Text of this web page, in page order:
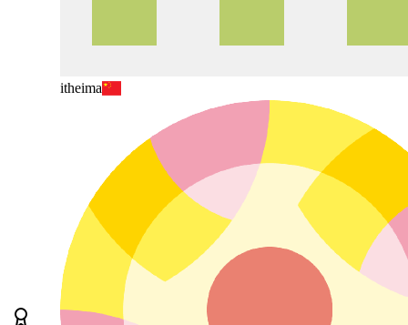
itheima